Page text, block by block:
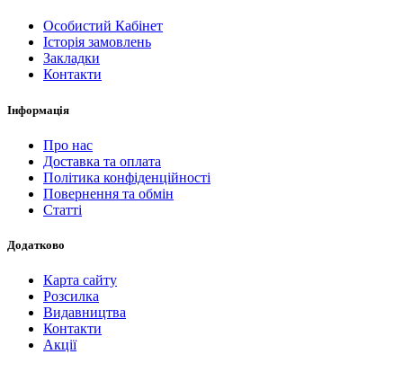
Особистий Кабінет
Історія замовлень
Закладки
Контакти
Інформація
Про нас
Доставка та оплата
Політика конфіденційності
Повернення та обмін
Статті
Додатково
Карта сайту
Розсилка
Видавництва
Контакти
Акції